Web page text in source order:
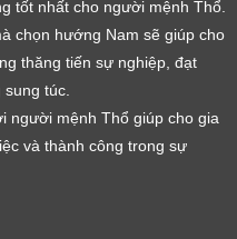
tốt nhất cho người mệnh Thổ.
chọn hướng Nam sẽ giúp cho
thăng tiến sự nghiệp, đạt
túc.
người mệnh Thổ giúp cho gia
và thành công trong sự